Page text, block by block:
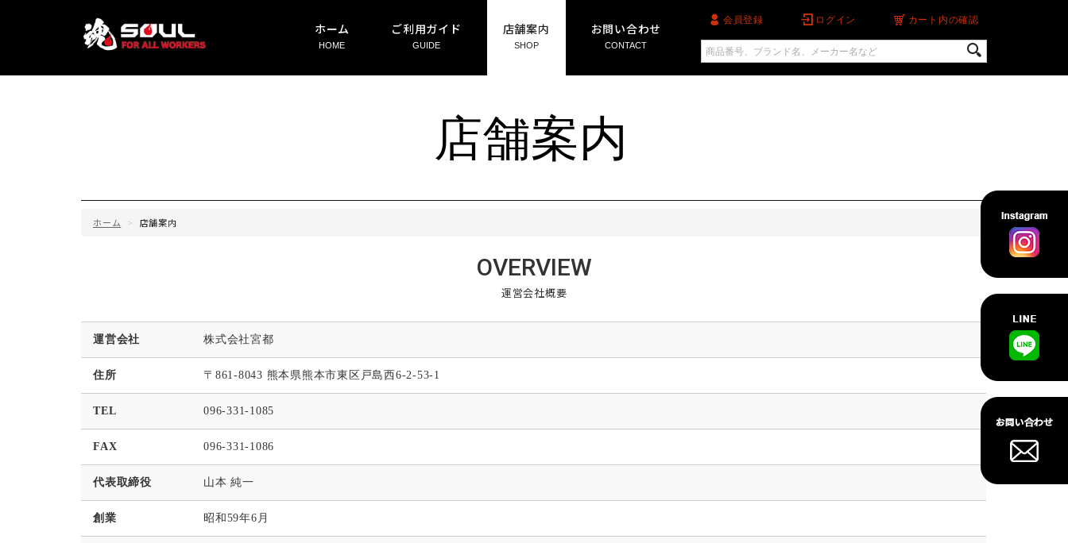
ホーム
HOME
ご利用ガイド
GUIDE
店舗案内
SHOP
お問い合わせ
CONTACT
会員登録 ログイン カート 内の確認
ホーム 店舗案内
OVERVIEW
運営会社概要
運営会社 株式会社宮都
住所 〒861-8043 熊本県熊本市東区戸島西6-2-53-1
TEL 096-331-1085
FAX 096-331-1086
代表取締役 山本 純一
創業 昭和59年6月